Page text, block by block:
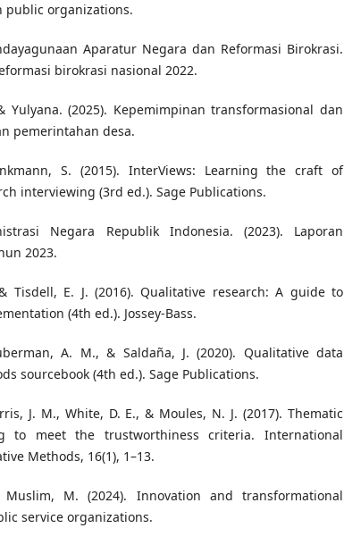
organizations.
Aparatur Negara dan Reformasi Birokrasi.
birokrasi nasional 2022.
Yulyana. (2025). Kepemimpinan transformasional dan
pemerintahan desa.
S. (2015). InterViews: Learning the craft of
interviewing (3rd ed.). Sage Publications.
Negara Republik Indonesia. (2023). Laporan
2023.
Tisdell, E. J. (2016). Qualitative research: A guide to
(4th ed.). Jossey-Bass.
A. M., & Saldaña, J. (2020). Qualitative data
sourcebook (4th ed.). Sage Publications.
J. M., White, D. E., & Moules, N. J. (2017). Thematic
to meet the trustworthiness criteria. International
Methods, 16(1), 1–13.
M. (2024). Innovation and transformational
service organizations.